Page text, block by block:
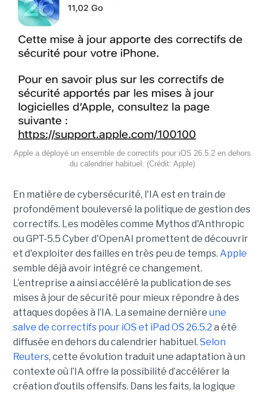
Apple a déployé un ensemble de correctifs pour iOS 26.5.2 en dehors
du calendrier habituel. (Crédit: Apple)
En matière de cybersécurité, l'IA est en train de
profondément bouleversé la politique de gestion des
correctifs. Les modèles comme Mythos d'Anthropic
ou GPT-5.5 Cyber d'OpenAI promettent de découvrir
et d'exploiter des failles en très peu de temps. Apple
semble déjà avoir intégré ce changement.
L’entreprise a ainsi accéléré la publication de ses
mises à jour de sécurité pour mieux répondre à des
attaques dopées à l’IA. La semaine dernière une
salve de correctifs pour iOS et iPad OS 26.5.2 a été
diffusée en dehors du calendrier habituel. Selon
Reuters, cette évolution traduit une adaptation à un
contexte où l’IA offre la possibilité d’accélérer la
création d’outils offensifs. Dans les faits, la logique